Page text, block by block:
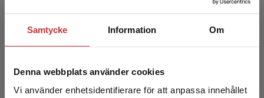
Samtycke Information Om
Denna webbplats använder cookies
Vi använder enhetsidentifierare för att anpassa innehållet
Didaktik för yrkeslärare